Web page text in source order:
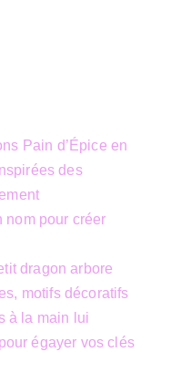
Pain d’Épice en
des
nom pour créer
dragon arbore
motifs décoratifs
à la main lui
égayer vos clés